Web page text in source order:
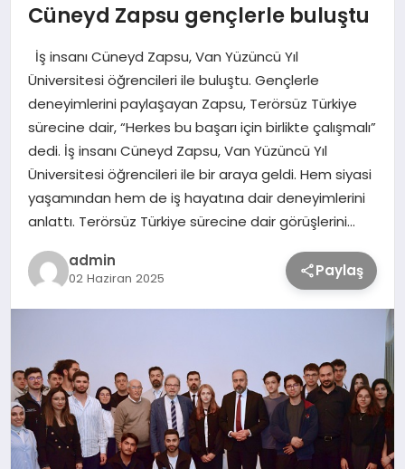
SPOR
YAŞAM
TEKNOLOJİ
SAĞLIK
MAGAZİN
EĞİTİM
Cüneyd Zapsu gençlerle buluştu
İş insanı Cüneyd Zapsu, Van Yüzüncü Yıl
Üniversitesi öğrencileri ile buluştu. Gençlerle
deneyimlerini paylaşayan Zapsu, Terörsüz Türkiye
sürecine dair, “Herkes bu başarı için birlikte çalışmalı”
dedi. İş insanı Cüneyd Zapsu, Van Yüzüncü Yıl
Üniversitesi öğrencileri ile bir araya geldi. Hem siyasi
yaşamından hem de iş hayatına dair deneyimlerini
anlattı. Terörsüz Türkiye sürecine dair görüşlerini…
admin
02 Haziran 2025 Paylaş